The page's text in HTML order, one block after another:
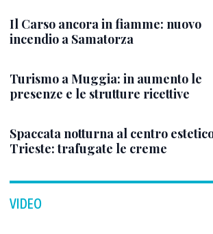
Il Carso ancora in fiamme: nuovo
incendio a Samatorza
Turismo a Muggia: in aumento le
presenze e le strutture ricettive
Spaccata notturna al centro
Trieste: trafugate le creme
VIDEO